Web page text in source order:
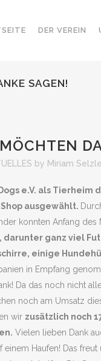
DER VEREIN
SAGEN!
by Miriam Selzle
e.V. als Tierheim
ausgewählt.
konnten Anfang des
darunter ganz viel
einige
in Empfang
Da das noch nicht
noch am Umsatz
wir zusätzlich noch
Vielen lieben Dank
Haufen! Das freut